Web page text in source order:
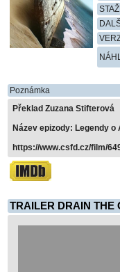
Poznámka
Překlad Zuzana Stifterová
Název epizody: Legendy o
https://www.csfd.cz/film/
TRAILER DRAIN THE